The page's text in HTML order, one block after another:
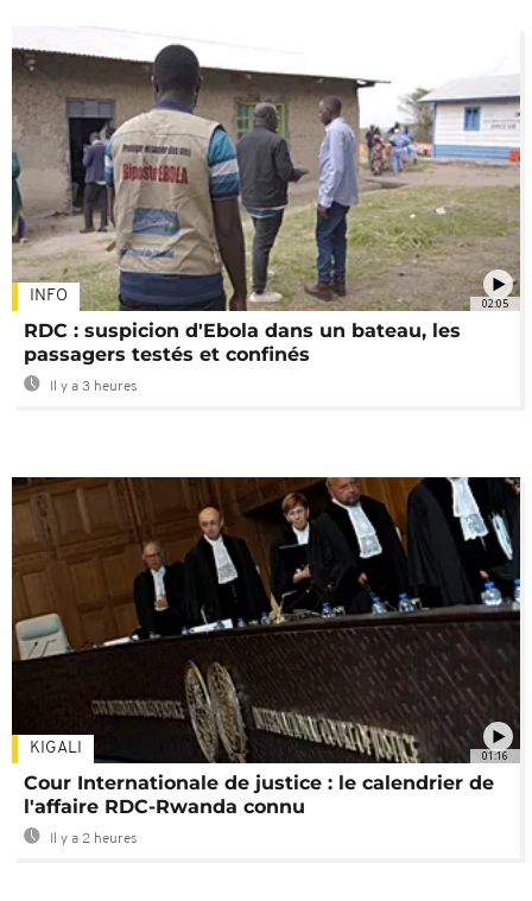
02:05
INFO
RDC : suspicion d'Ebola dans un bateau, les
passagers testés et confinés
Il y a 3 heures
01:16
KIGALI
Cour Internationale de justice : le calendrier de
l'affaire RDC-Rwanda connu
Il y a 2 heures